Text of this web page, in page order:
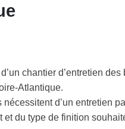
chantier d’entretien
Atlantique.
nécessitent d’un entretien
et du type de finition